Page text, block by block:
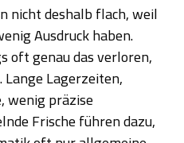
nicht deshalb flach, weil
Ausdruck haben.
oft genau das verloren,
Lagerzeiten,
wenig präzise
Frische führen dazu,